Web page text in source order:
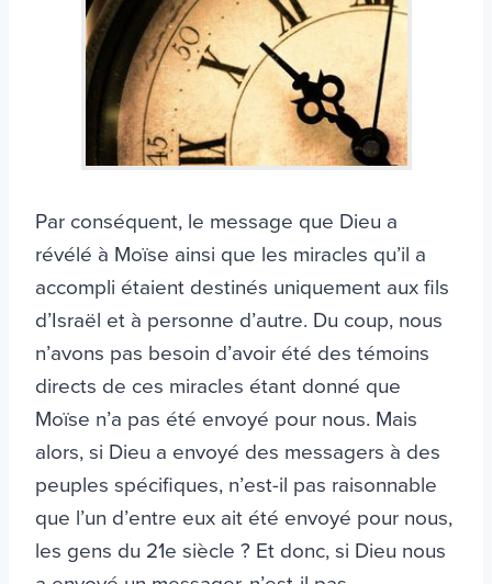
Par conséquent, le message que Dieu a
révélé à Moïse ainsi que les miracles qu’il a
accompli étaient destinés uniquement aux fils
d’Israël et à personne d’autre. Du coup, nous
n’avons pas besoin d’avoir été des témoins
directs de ces miracles étant donné que
Moïse n’a pas été envoyé pour nous. Mais
alors, si Dieu a envoyé des messagers à des
peuples spécifiques, n’est-il pas raisonnable
que l’un d’entre eux ait été envoyé pour nous,
les gens du 21e siècle ? Et donc, si Dieu nous